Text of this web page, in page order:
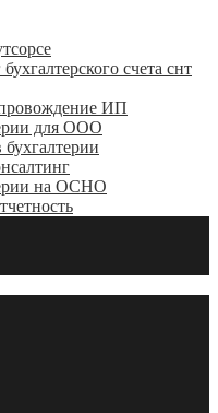
счета снт
ИП
для ООО
на ОСНО